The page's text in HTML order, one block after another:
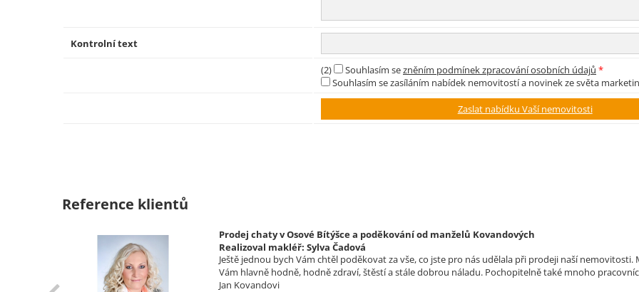
Kontrolní text
(2) Souhlasím sezněním podmínek zpracování osobních údajů *
Souhlasím se zasíláním nabídek nemovitostí a novinek ze světa
Reference klientů
Prodej chaty v Osové Bítýšce a poděkování od manželů Kovandových
Realizoval makléř: Sylva Čadová
Ještě jednou bych Vám chtěl poděkovat za vše, co jste pro nás udělala při prodeji naší
Vám hlavně hodně, hodně zdraví, štěstí a stále dobrou náladu. Pochopitelně také mnoho
Jan Kovandovi